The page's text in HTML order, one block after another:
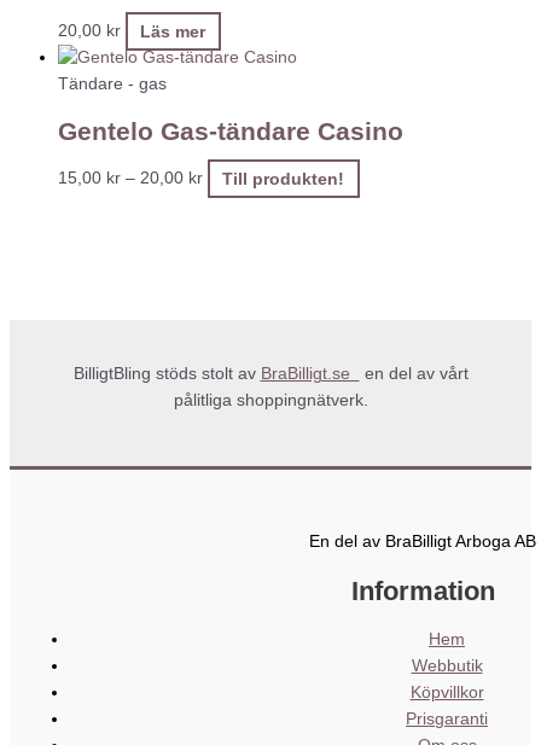
20,00 kr Läs mer
Tändare - gas
Gentelo Gas-tändare Casino
15,00 kr – 20,00 kr Till produkten!
BilligtBling stöds stolt av BraBilligt.se
en del av vårt
pålitliga shoppingnätverk.
En del av BraBilligt Arboga AB
Information
Hem
Webbutik
Köpvillkor
Prisgaranti